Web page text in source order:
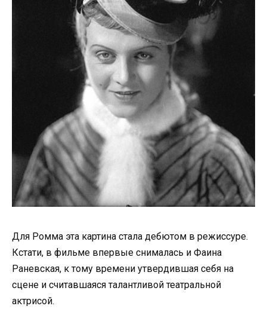
Для Ромма эта картина стала дебютом в режиссуре.
Кстати, в фильме впервые снималась и Фаина
Раневская, к тому времени утвердившая себя на
сцене и считавшаяся талантливой театральной
актрисой.